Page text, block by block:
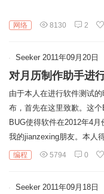
网络 8130 2
Seeker 2011年09月20日
对月历制作助手进
由于本人在进行软件测试
布，首先在这里致歉。这
BUG使得软件在2012年4
我的jianzexing朋友。本人
编程 5794 0
Seeker 2011年09月18日